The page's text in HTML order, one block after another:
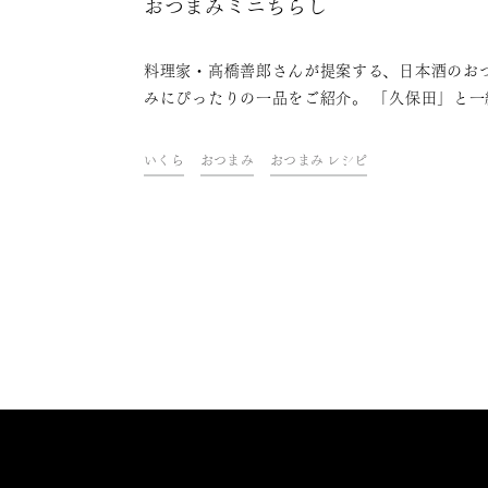
おつまみミニちらし
料理家・高橋善郎さんが提案する、日本酒のお
みにぴったりの一品をご紹介。 「久保田」と一
い。
いくら おつまみ おつまみ レシピ